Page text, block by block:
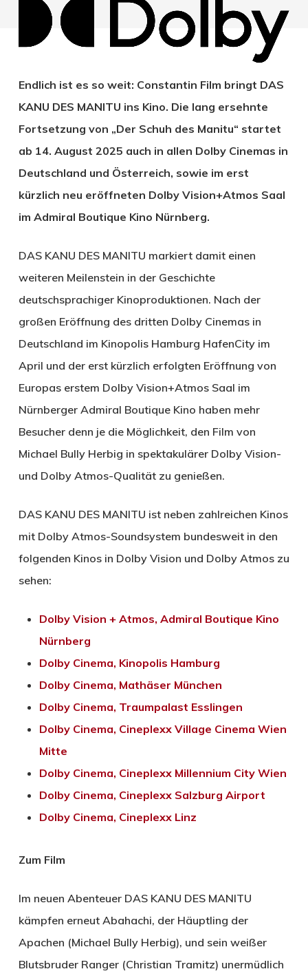
Endlich ist es so weit: Constantin Film bringt DAS
KANU DES MANITU ins Kino. Die lang ersehnte
Fortsetzung von „Der Schuh des Manitu“ startet
ab 14. August 2025 auch in allen Dolby Cinemas in
Deutschland und Österreich, sowie im erst
kürzlich neu eröffneten Dolby Vision+Atmos Saal
im Admiral Boutique Kino Nürnberg.
DAS KANU DES MANITU markiert damit einen
weiteren Meilenstein in der Geschichte
deutschsprachiger Kinoproduktionen. Nach der
großen Eröffnung des dritten Dolby Cinemas in
Deutschland im Kinopolis Hamburg HafenCity im
April und der erst kürzlich erfolgten Eröffnung von
Europas erstem Dolby Vision+Atmos Saal im
Nürnberger Admiral Boutique Kino haben mehr
Besucher denn je die Möglichkeit, den Film von
Michael Bully Herbig in spektakulärer Dolby Vision-
und Dolby Atmos-Qualität zu genießen.
DAS KANU DES MANITU ist neben zahlreichen Kinos
mit Dolby Atmos-Soundsystem bundesweit in den
folgenden Kinos in Dolby Vision und Dolby Atmos zu
sehen:
Dolby Vision + Atmos, Admiral Boutique Kino
Nürnberg
Dolby Cinema, Kinopolis Hamburg
Dolby Cinema, Mathäser München
Dolby Cinema, Traumpalast Esslingen
Dolby Cinema, Cineplexx Village Cinema Wien
Mitte
Dolby Cinema, Cineplexx Millennium City Wien
Dolby Cinema, Cineplexx Salzburg Airport
Dolby Cinema, Cineplexx Linz
Zum Film
Im neuen Abenteuer DAS KANU DES MANITU
kämpfen erneut Abahachi, der Häuptling der
Apachen (Michael Bully Herbig), und sein weißer
Blutsbruder Ranger (Christian Tramitz) unermüdlich